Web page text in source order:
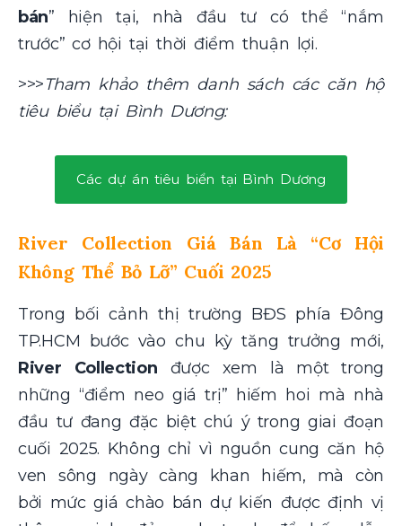
bán” hiện tại, nhà đầu tư có thể “nắm
trước” cơ hội tại thời điểm thuận lợi.
>>>Tham khảo thêm danh sách các căn hộ
tiêu biểu tại Bình Dương:
Các dự án tiêu biển tại Bình Dương
River Collection Giá Bán Là “Cơ Hội
Không Thể Bỏ Lỡ” Cuối 2025
Trong bối cảnh thị trường BĐS phía Đông
TP.HCM bước vào chu kỳ tăng trưởng mới,
River Collection được xem là một trong
những “điểm neo giá trị” hiếm hoi mà nhà
đầu tư đang đặc biệt chú ý trong giai đoạn
cuối 2025. Không chỉ vì nguồn cung căn hộ
ven sông ngày càng khan hiếm, mà còn
bởi mức giá chào bán dự kiến được định vị